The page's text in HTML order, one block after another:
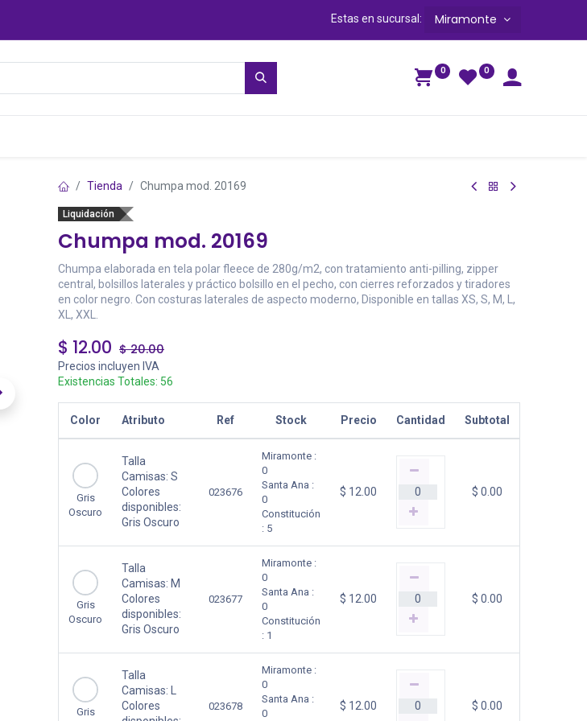
Estas en sucursal: Miramonte
0 0
Tienda Chumpa mod. 20169
Liquidación
Chumpa mod. 20169
Chumpa elaborada en tela polar fleece de 280g/m2, con tratamiento anti-pilling, zipper
central, bolsillos laterales y práctico bolsillo en el pecho, con cierres reforzados y tiradores
en color negro. Con costuras laterales de aspecto moderno, Disponible en tallas XS, S, M, L,
XL, XXL.
$ 12.00 $20.00
Precios incluyen IVA
Existencias Totales: 56
Color Atributo Ref Stock Precio Cantidad Subtotal
Gris
Oscuro
Talla
Camisas: S
Colores
disponibles:
Gris Oscuro
023676
Miramonte :
0
Santa Ana :
0
Constitución
: 5
$ 12.00 $ 0.00
Gris
Oscuro
Talla
Camisas: M
Colores
disponibles:
Gris Oscuro
023677
Miramonte :
0
Santa Ana :
0
Constitución
: 1
$ 12.00 $ 0.00
Gris
Talla
Camisas:
Colores
023678
Miramonte :
0
Santa Ana :
0
$ 12.00 $ 0.00